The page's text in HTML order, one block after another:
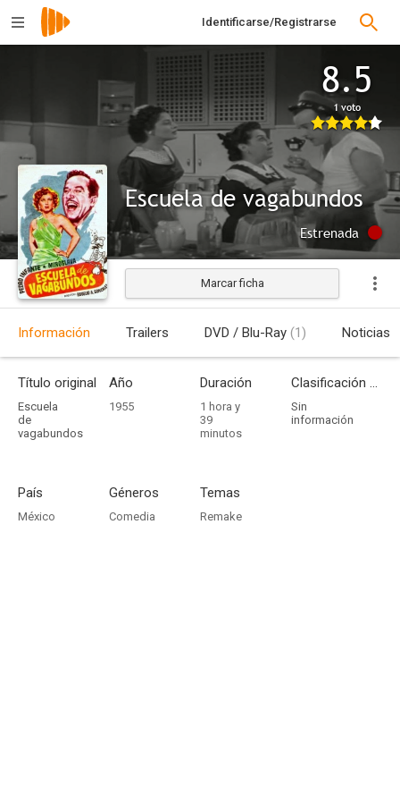
Identificarse/Registrarse
8.5
1 voto
Escuela de vagabundos
Estrenada
Marcar ficha
Información Trailers DVD / Blu-Ray (1) Noticias
Título original
Escuela
de
vagabundos
Año
1955
Duración
1 hora y
39
minutos
Clasificación por edades
Sin
información
País
México
Géneros
Comedia
Temas
Remake